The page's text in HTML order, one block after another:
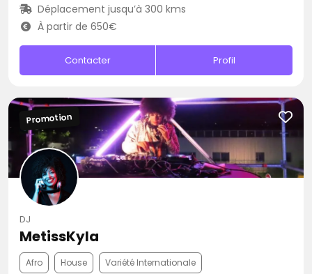
Déplacement jusqu’à 300 kms
À partir de 650€
Contacter Profil
Promotion
DJ
MetissKyla
Afro House Variété Internationale